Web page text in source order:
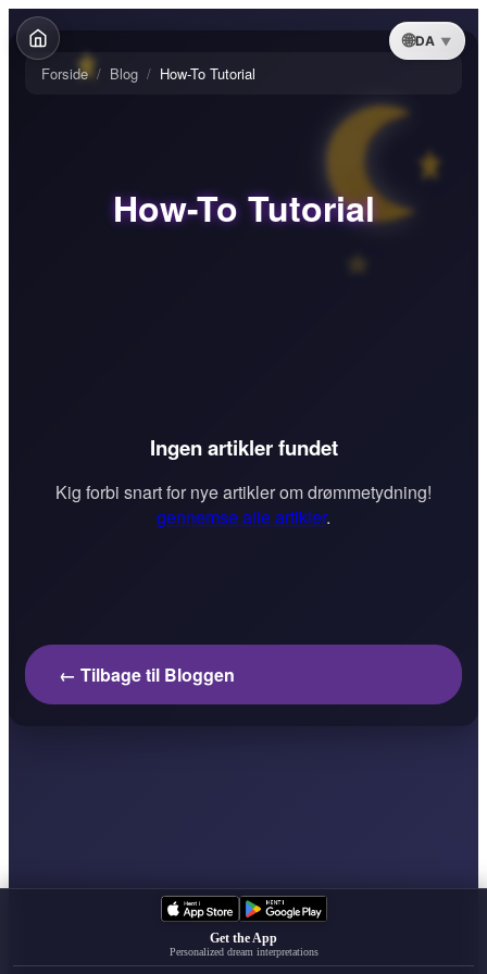
DA
Forside / Blog / How-To Tutorial
How-To Tutorial
Ingen artikler fundet
Kig forbi snart for nye artikler om drømmetydning!
gennemse alle artikler.
← Tilbage til Bloggen
Get the App
Personalized dream interpretations